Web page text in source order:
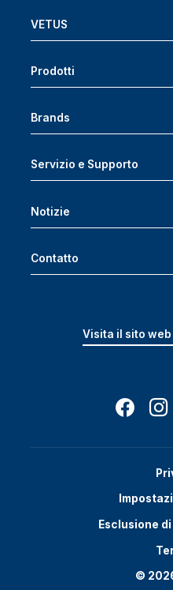
VETUS
Prodotti
Brands
Servizio e Supporto
Notizie
Contatto
Visita il sito
Esclusione
©